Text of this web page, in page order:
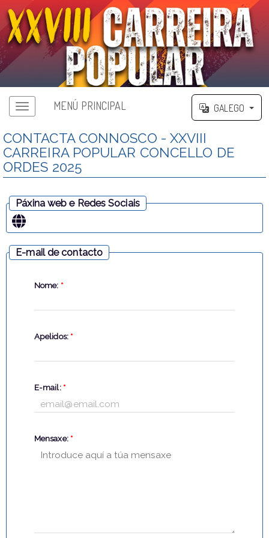
Menú principalMENÚ PRINCIPAL GALEGO
CONTACTA CONNOSCO - XXVIII
CARREIRA POPULAR CONCELLO DE
ORDES 2025
Páxina web e Redes Sociais
E-mail de contacto
Nome: *
Apelidos: *
E-mail: *
Mensaxe: *